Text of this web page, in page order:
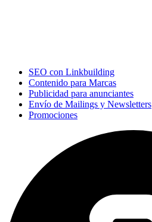
SEO con Linkbuilding
Contenido para Marcas
Publicidad para anunciantes
Envío de Mailings y Newsletters
Promociones